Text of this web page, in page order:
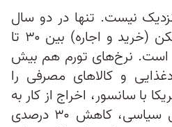
نیست. تنها در دو سال
دولت بایدن، قیمت مسکن (خرید و اجاره) بین ۳۰ تا
است. نرخ‌های تورم هم بیش
و کالاهای مصرفی را
با سانسور، اخراج از کار به
دلیل مخالفت با پاکیزگی سیاسی، کاهش ۳۰ درصدی